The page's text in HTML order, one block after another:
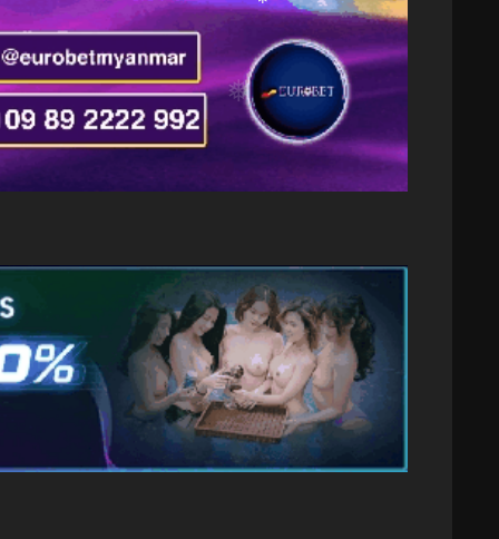
❅ ❅